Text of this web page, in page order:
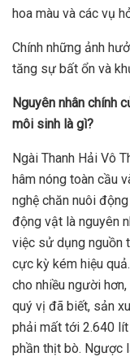
hoa màu và các vụ
Chính những ảnh
tăng sự bất ổn và
Nguyên nhân chính
môi sinh là gì?
Ngài Thanh Hải Vô
hâm nóng toàn cầu
nghệ chăn nuôi
động vật là nguyên
việc sử dụng nguồn
cực kỳ kém hiệu
cho nhiều người
quý vị đã biết, sản
phải mất tới 2.640
phần thịt bò. Ngược